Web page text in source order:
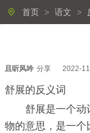
首页 > 语文 >
且听风吟 分享 2022-
舒展的反义词
舒展是一个动词
物的意思，是一个